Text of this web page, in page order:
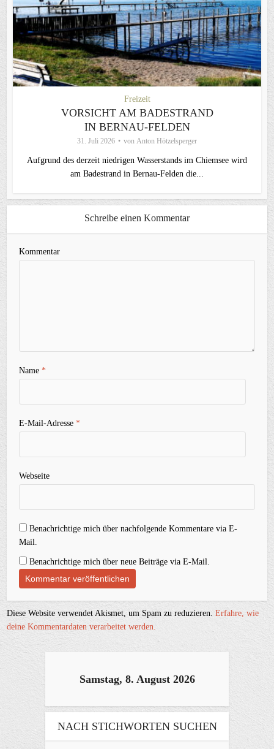
Freizeit
VORSICHT AM BADESTRAND
IN BERNAU-FELDEN
31. Juli 2026 von Anton Hötzelsperger
Aufgrund des derzeit niedrigen Wasserstands im Chiemsee wird
am Badestrand in Bernau-Felden die...
Schreibe einen Kommentar
Kommentar
Name*
E-Mail-Adresse*
Webseite
Benachrichtige mich über nachfolgende Kommentare via E-
Mail.
Benachrichtige mich über neue Beiträge via E-Mail.
Diese Website verwendet Akismet, um Spam zu reduzieren.Erfahre, wie
deine Kommentardaten verarbeitet werden.
Samstag, 8. August 2026
NACH STICHWORTEN SUCHEN